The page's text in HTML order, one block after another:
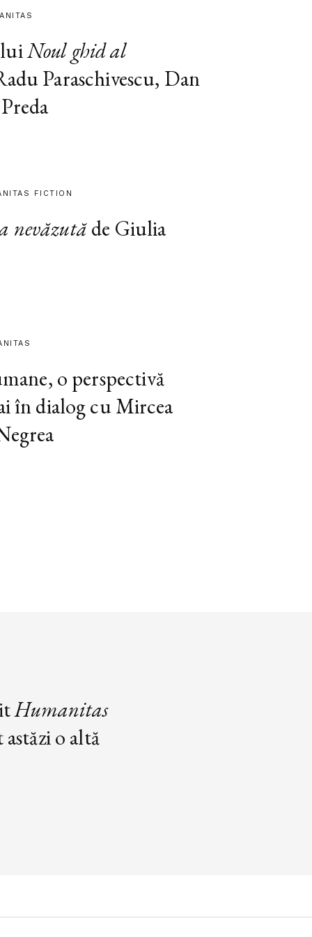
Noul ghid al
Paraschivescu, Dan
FICTION
nevăzutăde Giulia
o perspectivă
în dialog cu Mircea
Humanitas
o altă